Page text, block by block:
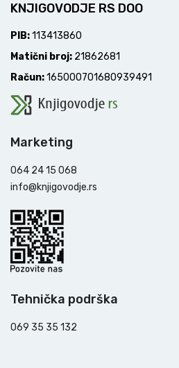
KNJIGOVODJE RS DOO
PIB:113413860
Matični broj: 21862681
Račun:165000701680939491
Marketing
064 24 15 068
info@knjigovodje.rs
Tehnička podrška
069 35 35 132